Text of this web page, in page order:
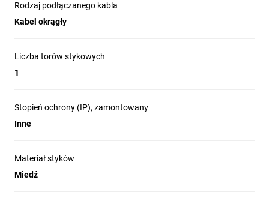
Rodzaj podłączanego kabla
Kabel okrągły
Liczba torów stykowych
1
Stopień ochrony (IP), zamontowany
Inne
Materiał styków
Miedź